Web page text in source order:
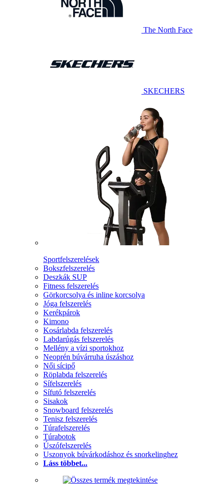
The North Face
SKECHERS
Sportfelszerelések
Bokszfelszerelés
Deszkák SUP
Fitness felszerelés
Görkorcsolya és inline korcsolya
Jóga felszerelés
Kerékpárok
Kimono
Kosárlabda felszerelés
Labdarúgás felszerelés
Mellény a vízi sportokhoz
Neoprén búvárruha úszáshoz
Női sícipő
Röplabda felszerelés
Sífelszerelés
Sífutó felszerelés
Sisakok
Snowboard felszerelés
Tenisz felszerelés
Túrafelszerelés
Túrabotok
Úszófelszerelés
Uszonyok búvárkodáshoz és snorkelinghez
Láss többet...